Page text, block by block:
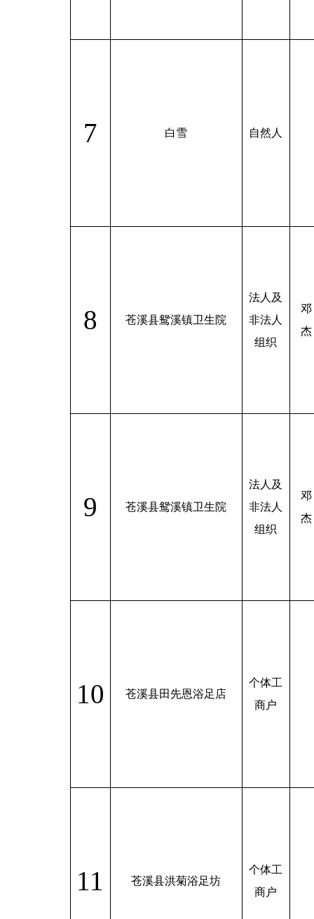
7 白雪 自然人
8 苍溪县鸳溪镇卫生院
法人及
非法人
组织
邓
杰
9 苍溪县鸳溪镇卫生院
法人及
非法人
组织
邓
杰
10 苍溪县田先恩浴足店
个体工
商户
11 苍溪县洪菊浴足坊
个体工
商户